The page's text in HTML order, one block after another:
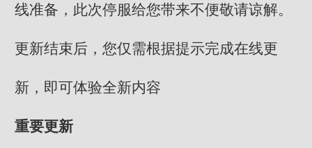
线准备，此次停服给您带来不便敬请谅解。
更新结束后，您仅需根据提示完成在线更
新，即可体验全新内容
重要更新